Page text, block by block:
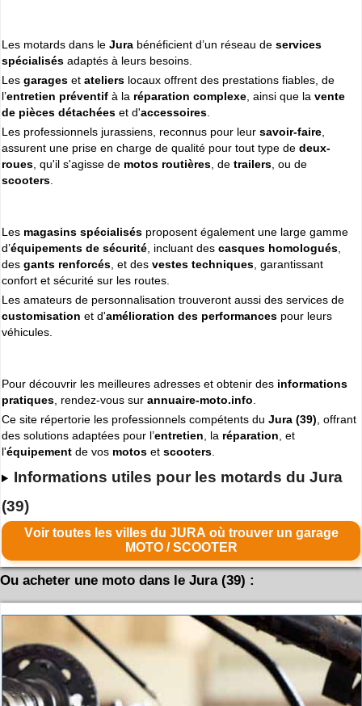
O(47) P(227) Q(18) R(128) S(571) T(102) U (12)
V(201) W (22) X(1) Y(13)
Espace professionnelsMOTO
Gestion de votre compte PRO
Les motards dans le Jura bénéficient d’un réseau de services
spécialisés adaptés à leurs besoins.
Les garages et ateliers locaux offrent des prestations fiables, de
l’entretien préventif à la réparation complexe , ainsi que la vente
de pièces détachées et d'accessoires
Les professionnels jurassiens, reconnus pour leur savoir-faire
assurent une prise en charge de qualité pour tout type de deux-
roues , qu'il s'agisse de motos routières , de trailers , ou de
scooters
Les magasins spécialisés proposent également une large gamme
d’équipements de sécurité , incluant des casques homologués
des gants renforcés , et des vestes techniques , garantissant
confort et sécurité sur les routes.
Les amateurs de personnalisation trouveront aussi des services de
customisation et d'amélioration des performances pour leurs
véhicules.
Pour découvrir les meilleures adresses et obtenir des informations
pratiques , rendez-vous sur annuaire-moto.info
Ce site répertorie les professionnels compétents du Jura (39) , offrant
des solutions adaptées pour l’entretien , la réparation , et
l'équipement de vos motos et scooters
Informations utiles pour les motards du Jura
(39)
Voir toutes les villes du JURA où trouver un garage
MOTO / SCOOTER
Ou acheter une moto dans le Jura (39) :